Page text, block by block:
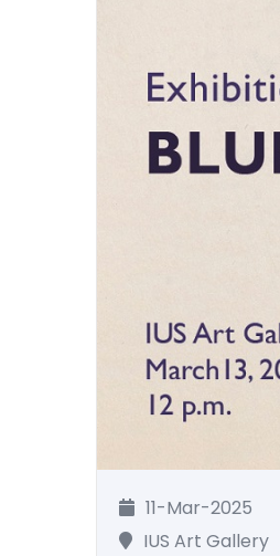
11-Mar-2025
IUS Art Gallery